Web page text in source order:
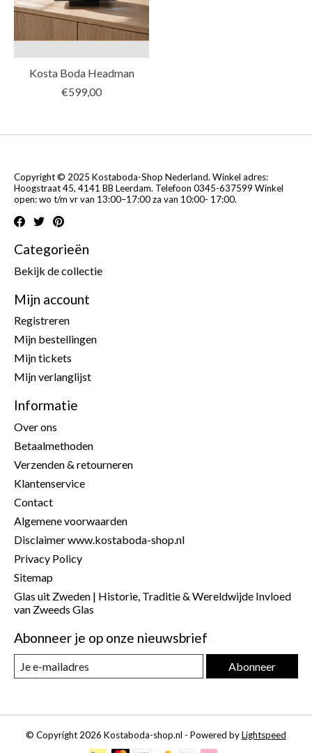
Kosta Boda Headman
€599,00
Copyright © 2025 Kostaboda-Shop Nederland. Winkel adres:
Hoogstraat 45, 4141 BB Leerdam. Telefoon 0345-637599 Winkel
open: wo t/m vr van 13:00–17:00 za van 10:00- 17:00.
Categorieën
Bekijk de collectie
Mijn account
Registreren
Mijn bestellingen
Mijn tickets
Mijn verlanglijst
Informatie
Over ons
Betaalmethoden
Verzenden & retourneren
Klantenservice
Contact
Algemene voorwaarden
Disclaimer www.kostaboda-shop.nl
Privacy Policy
Sitemap
Glas uit Zweden | Historie, Traditie & Wereldwijde Invloed
van Zweeds Glas
Abonneer je op onze nieuwsbrief
Abonneer
© Copyright 2026 Kostaboda-shop.nl - Powered byLightspeed